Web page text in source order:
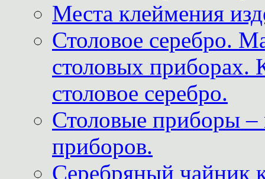
Места клеймения
Столовое серебро.
столовых приборах.
столовое серебро.
Столовые приборы –
приборов.
Серебряный чайник